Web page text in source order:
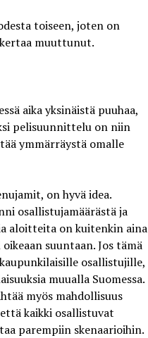
toiseen, joten on
muuttunut.
aika yksinäistä puuhaa,
pelisuunnittelu on niin
ymmärräystä omalle
on hyvä idea.
osallistujamäärästä ja
aloitteita on kuitenkin aina
suuntaan. Jos tämä
osallistujille,
muualla Suomessa.
myös mahdollisuus
kaikki osallistuvat
parempiin skenaarioihin.